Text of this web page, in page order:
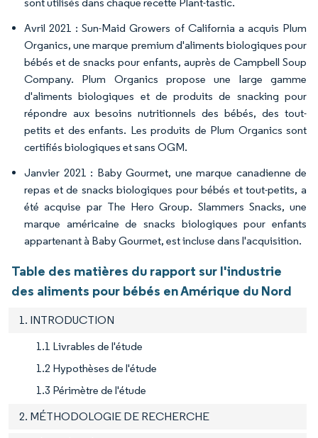
sont utilisés dans chaque recette Plant-tastic.
Avril 2021 : Sun-Maid Growers of California a acquis Plum
Organics, une marque premium d'aliments biologiques pour
bébés et de snacks pour enfants, auprès de Campbell Soup
Company. Plum Organics propose une large gamme
d'aliments biologiques et de produits de snacking pour
répondre aux besoins nutritionnels des bébés, des tout-
petits et des enfants. Les produits de Plum Organics sont
certifiés biologiques et sans OGM.
Janvier 2021 : Baby Gourmet, une marque canadienne de
repas et de snacks biologiques pour bébés et tout-petits, a
été acquise par The Hero Group. Slammers Snacks, une
marque américaine de snacks biologiques pour enfants
appartenant à Baby Gourmet, est incluse dans l'acquisition.
Table des matières du rapport sur l'industrie
des aliments pour bébés en Amérique du Nord
1. INTRODUCTION
1.1 Livrables de l'étude
1.2 Hypothèses de l'étude
1.3 Périmètre de l'étude
2. MÉTHODOLOGIE DE RECHERCHE